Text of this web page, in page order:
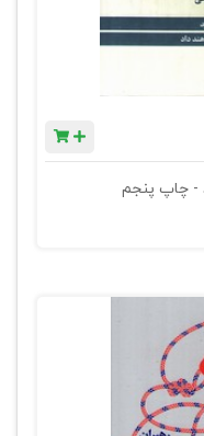
چاپ پنجم